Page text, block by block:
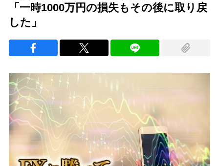
「一時1000万円の損失もその後に取り戻
した」